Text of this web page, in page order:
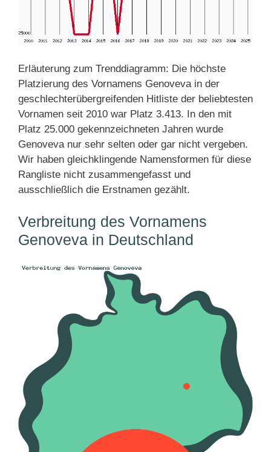
Erläuterung zum Trenddiagramm: Die höchste
Platzierung des Vornamens Genoveva in der
geschlechterübergreifenden Hitliste der beliebtesten
Vornamen seit 2010 war Platz 3.413. In den mit
Platz 25.000 gekennzeichneten Jahren wurde
Genoveva nur sehr selten oder gar nicht vergeben.
Wir haben gleichklingende Namensformen für diese
Rangliste nicht zusammengefasst und
ausschließlich die Erstnamen gezählt.
Verbreitung des Vornamens
Genoveva in Deutschland